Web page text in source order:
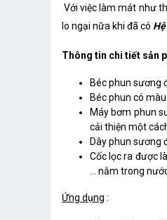
Với việc làm mát như
lo ngại nữa khi đã có
Thông tin chi tiết sản
Béc phun sương
Béc phun có
Máy bơm phun
cải thiện một
Dây phun sương
Cốc lọc ra được
… nằm trong
Ứng dụng :